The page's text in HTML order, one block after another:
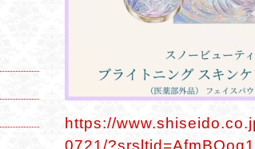
https://
0721/